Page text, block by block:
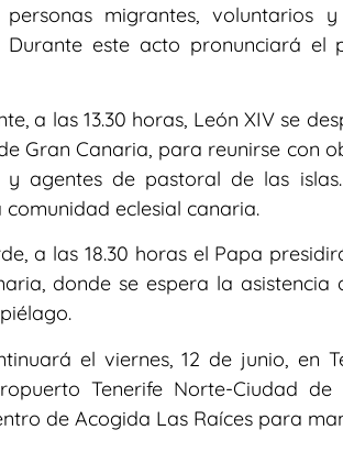
migrantes, voluntarios
Durante este acto pronunciará el
a las 13.30 horas, León XIV se
Gran Canaria, para reunirse con
y agentes de pastoral de las
comunidad eclesial canaria.
a las 18.30 horas el Papa
donde se espera la
el viernes, 12 de junio, en
Tenerife Norte-Ciudad
de Acogida Las Raíces para